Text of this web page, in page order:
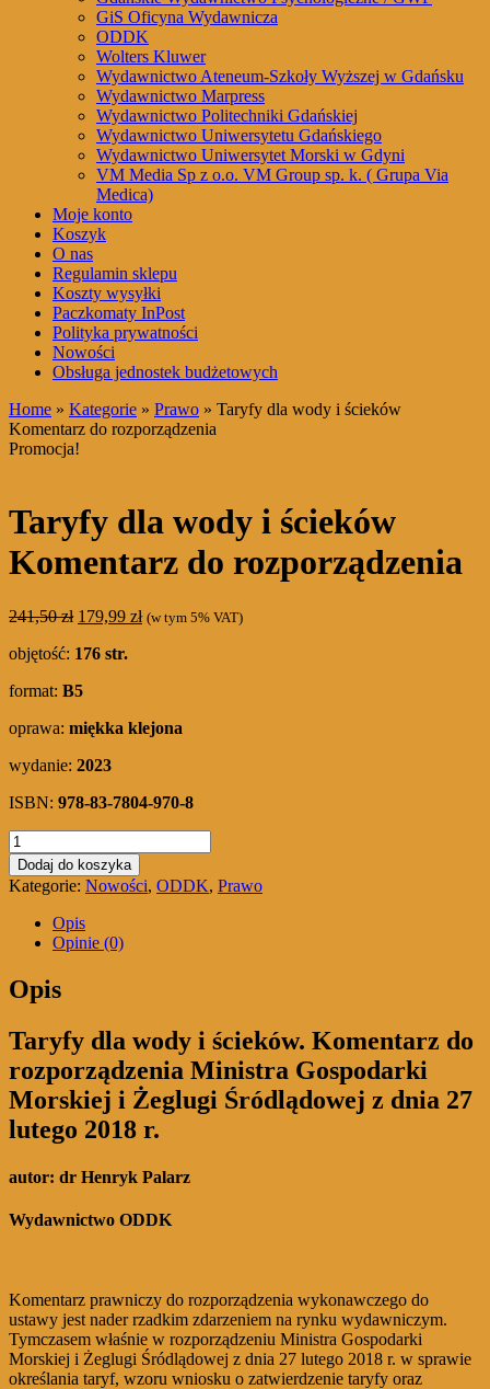
GiS Oficyna Wydawnicza
ODDK
Wolters Kluwer
Wydawnictwo Ateneum-Szkoły Wyższej w Gdańsku
Wydawnictwo Marpress
Wydawnictwo Politechniki Gdańskiej
Wydawnictwo Uniwersytetu Gdańskiego
Wydawnictwo Uniwersytet Morski w Gdyni
VM Media Sp z o.o. VM Group sp. k. ( Grupa Via
Medica)
Moje konto
Koszyk
O nas
Regulamin sklepu
Koszty wysyłki
Paczkomaty InPost
Polityka prywatności
Nowości
Obsługa jednostek budżetowych
Home » Kategorie » Prawo » Taryfy dla wody i ścieków
Komentarz do rozporządzenia
Promocja!
Taryfy dla wody i ścieków
Komentarz do rozporządzenia
241,50zł Pierwotna
wynosiła:
179,99 złAktualna
(w tym 5% VAT)
objętość: 176 str.
format: B5
oprawa: miękka klejona
wydanie: 2023
ISBN: 978-83-7804-970-8
ilość
Taryfy
dla
wody
ścieków
Komentarz
do
rozporządzenia
Dodaj do koszyka
Kategorie: Nowości, ODDK, Prawo
Opis
Opinie (0)
Opis
Taryfy dla wody i ścieków. Komentarz do
rozporządzenia Ministra Gospodarki
Morskiej i Żeglugi Śródlądowej z dnia 27
lutego 2018 r.
autor: dr Henryk Palarz
Wydawnictwo ODDK
Komentarz prawniczy do rozporządzenia wykonawczego do
ustawy jest nader rzadkim zdarzeniem na rynku wydawniczym.
Tymczasem właśnie w rozporządzeniu Ministra Gospodarki
Morskiej i Żeglugi Śródlądowej z dnia 27 lutego 2018 r. w sprawie
określania taryf, wzoru wniosku o zatwierdzenie taryfy oraz